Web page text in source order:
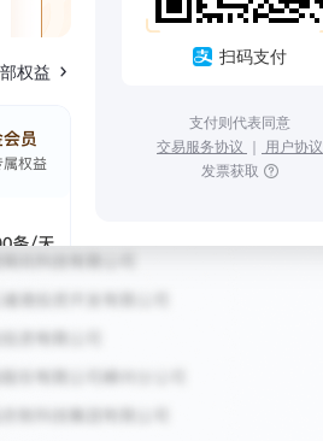
权益
扫码支付
支付则代表同意
交易服务协议 ｜ 用户协议
发票获取